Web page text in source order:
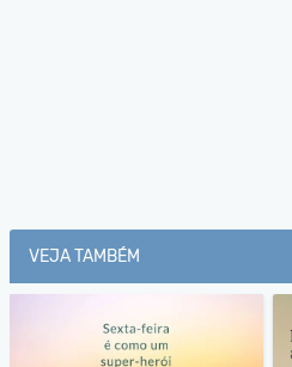
VEJA TAMBÉM